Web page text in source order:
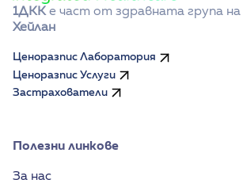
1ДКК
Хейлан
Ценоразпис Лаборатория
Ценоразпис Услуги
Застрахователи
Полезни линкове
За нас